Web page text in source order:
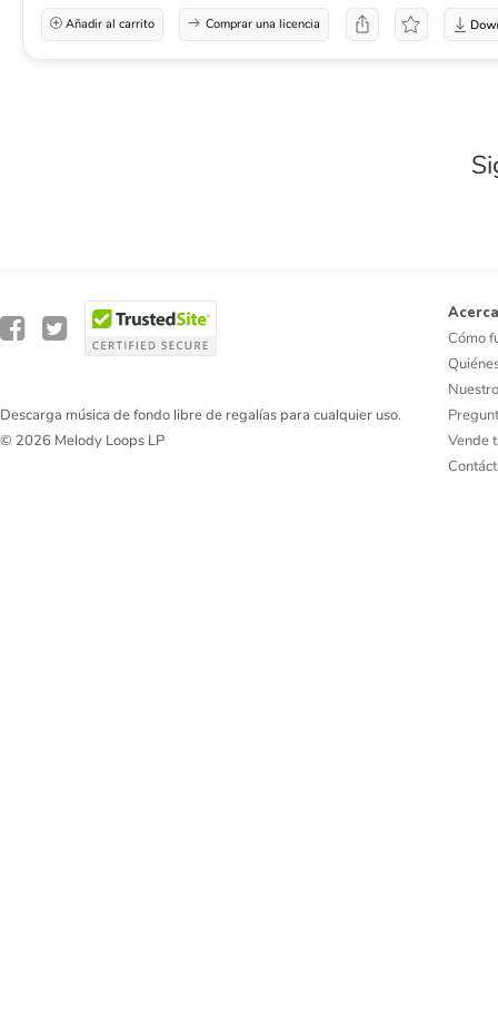
Añadir al carrito Comprar una licencia
Descarga música de fondo libre de regalías para cualquier uso.
© 2026 Melody Loops LP
Cómo
Vende